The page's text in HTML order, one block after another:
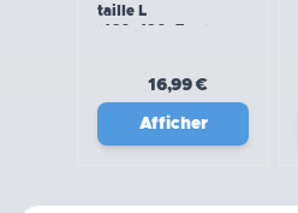
taille L
(160x120x7cm)
16,99 €
Afficher